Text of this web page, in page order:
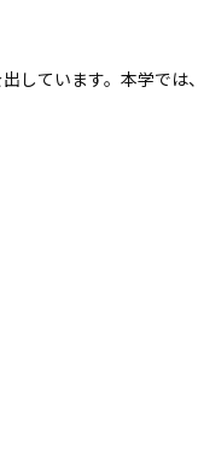
しています。本学では、